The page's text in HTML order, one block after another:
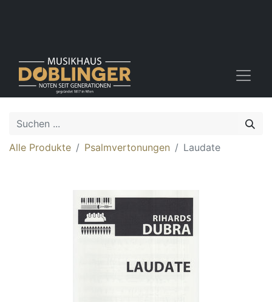
Alle Produkte Psalmvertonungen Laudate